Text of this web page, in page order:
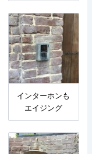
インターホンも
エイジング